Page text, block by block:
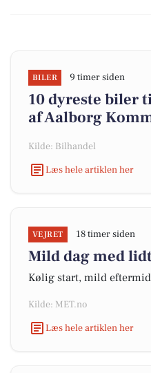
BILER 9 timer siden
10 dyreste biler
af Aalborg
Kilde: Bilhandel
Læs hele artiklen her
VEJRET 18 timer siden
Mild dag med
Kølig start, mild
Kilde: MET.no
Læs hele artiklen her